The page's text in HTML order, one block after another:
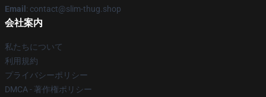
Email : contact@slim-thug.shop
会社案内
私たちについて
利用規約
プライバシーポリシー
DMCA - 著作権ポリシー